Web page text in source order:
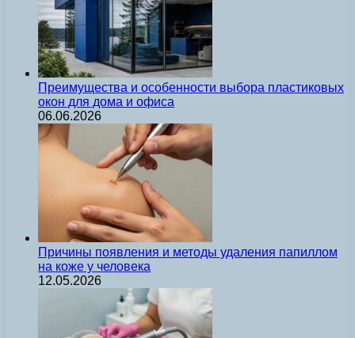
Преимущества и особенности выбора пластиковых
окон для дома и офиса
06.06.2026
Причины появления и методы удаления папиллом
на коже у человека
12.05.2026